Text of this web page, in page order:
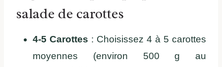
salade de carottes
4-5 Carottes : Choisissez 4 à 5 carottes
moyennes (environ 500 g au